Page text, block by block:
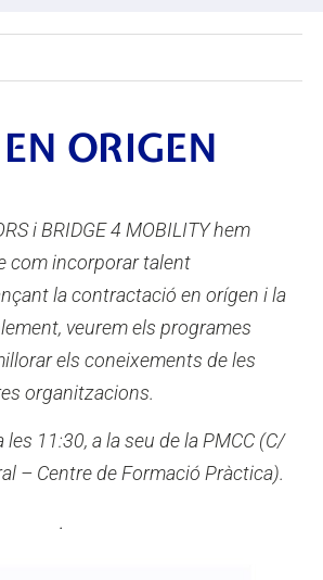
ORIGEN
i BRIDGE 4 MOBILITY hem
com incorporar talent
la contractació en orígen i la
veurem els programes
els coneixements de les
organitzacions.
11:30, a la seu de la PMCC (C/
– Centre de Formació Pràctica).
.